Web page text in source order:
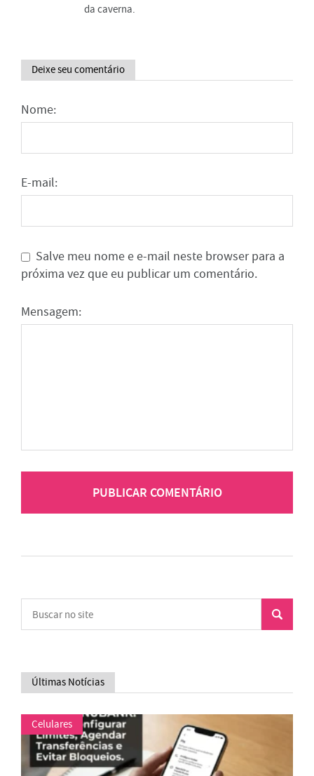
da caverna.
Deixe seu comentário
Nome:
E-mail:
Salve meu nome e e-mail neste browser para a
próxima vez que eu publicar um comentário.
Mensagem:
Últimas Notícias
Celulares